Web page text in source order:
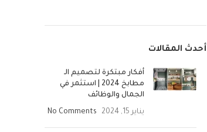
أحدث المقالات
أفكار مبتكرة لتصميم الـ
مطابخ 2024 | استثمر في
الجمال والوظائف
يناير 15, 2024 No Comments